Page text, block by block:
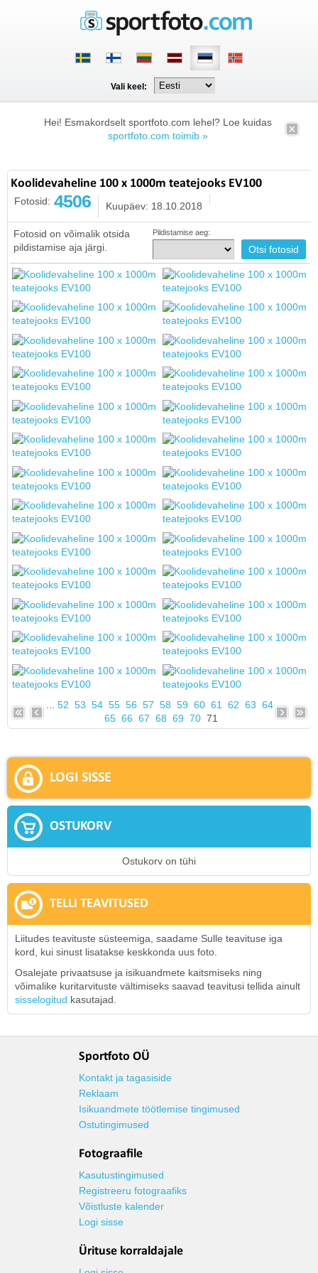
Vali keel:
Hei! Esmakordselt sportfoto.com lehel? Loe kuidas
sportfoto.com toimib »
Koolidevaheline 100 x 1000m teatejooks EV100
Fotosid: 4506 Kuupäev: 18.10.2018
Fotosid on võimalik otsida
pildistamise aja järgi.
Pildistamise aeg:
52 53 54 55 56 57 58 59 60 61 62 63 64
65 66 67 68 69 70 71
LOGI SISSE
OSTUKORV
Ostukorv on tühi
TELLI TEAVITUSED
Liitudes teavituste süsteemiga, saadame Sulle teavituse iga
kord, kui sinust lisatakse keskkonda uus foto.
Osalejate privaatsuse ja isikuandmete kaitsmiseks ning
võimalike kuritarvituste vältimiseks saavad teavitusi tellida ainult
sisselogitud kasutajad.
Sportfoto OÜ
Kontakt ja tagasiside
Reklaam
Isikuandmete töötlemise tingimused
Ostutingimused
Fotograafile
Kasutustingimused
Registreeru fotograafiks
Võistluste kalender
Logi sisse
Ürituse korraldajale